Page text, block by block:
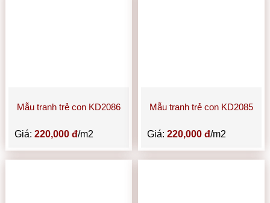
Mẫu tranh trẻ con KD2086
Giá:220,000 đ/m2
Mẫu tranh trẻ con KD2085
Giá: 220,000 đ/m2